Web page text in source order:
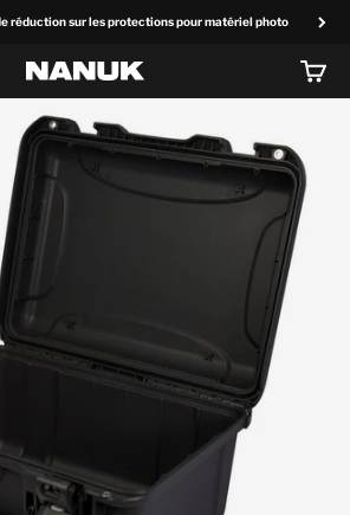
réduction sur les protections pour matériel photo
NANUK Europe Panier